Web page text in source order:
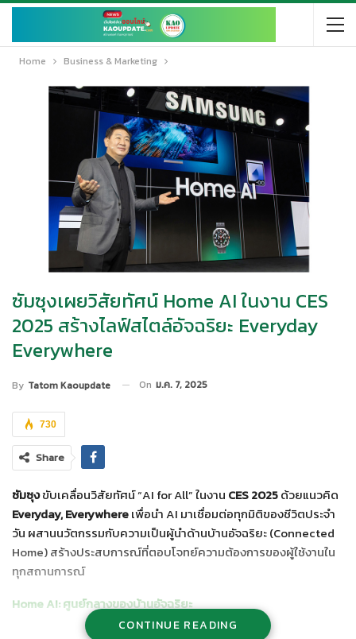
Home Business & Marketing
ซัมซุงเผยวิสัยทัศน์ Home AI ในงาน CES
2025 สร้างไลฟ์สไตล์อัจฉริยะ Everyday
Everywhere
By Tatom Kaoupdate On ม.ค. 7, 2025
730
Share
ซัมซุงขับเคลื่อนวิสัยทัศน์ “AI for All” ในงาน CES 2025ด้วยแนวคิด
Everyday, Everywhereเพื่อนำ AI มาเชื่อมต่อทุกมิติของชีวิตประจำ
วัน ผสานนวัตกรรมกับความเป็นผู้นำด้านบ้านอัจฉริยะ (Connected
Home) สร้างประสบการณ์ที่ตอบโจทย์ความต้องการของผู้ใช้งานใน
ทุกสถานการณ์
Home AI: ศูนย์กลางของบ้านอัจฉริยะ
CONTINUE READING